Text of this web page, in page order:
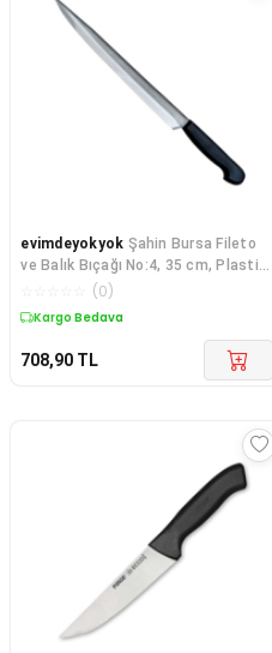
evimdeyokyok Şahin Bursa Fileto
ve Balık Bıçağı No:4, 35 cm, Plastik
Sap TdrTR(0)
Kargo Bedava
708,90 TL